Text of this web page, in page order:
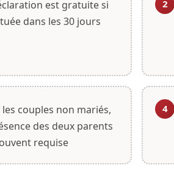
est gratuite si
dans les 30 jours
2
couples non mariés,
des deux parents
requise
4